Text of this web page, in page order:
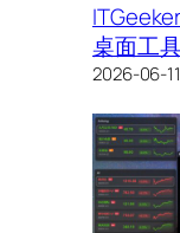
桌面工
2026-06-11